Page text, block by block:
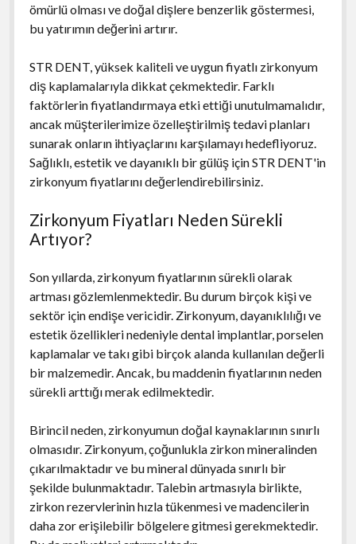
ömürlü olması ve doğal dişlere benzerlik göstermesi,
bu yatırımın değerini artırır.
STR DENT, yüksek kaliteli ve uygun fiyatlı zirkonyum
diş kaplamalarıyla dikkat çekmektedir. Farklı
faktörlerin fiyatlandırmaya etki ettiği unutulmamalıdır,
ancak müşterilerimize özelleştirilmiş tedavi planları
sunarak onların ihtiyaçlarını karşılamayı hedefliyoruz.
Sağlıklı, estetik ve dayanıklı bir gülüş için STR DENT'in
zirkonyum fiyatlarını değerlendirebilirsiniz.
Zirkonyum Fiyatları Neden Sürekli
Artıyor?
Son yıllarda, zirkonyum fiyatlarının sürekli olarak
artması gözlemlenmektedir. Bu durum birçok kişi ve
sektör için endişe vericidir. Zirkonyum, dayanıklılığı ve
estetik özellikleri nedeniyle dental implantlar, porselen
kaplamalar ve takı gibi birçok alanda kullanılan değerli
bir malzemedir. Ancak, bu maddenin fiyatlarının neden
sürekli arttığı merak edilmektedir.
Birincil neden, zirkonyumun doğal kaynaklarının sınırlı
olmasıdır. Zirkonyum, çoğunlukla zirkon mineralinden
çıkarılmaktadır ve bu mineral dünyada sınırlı bir
şekilde bulunmaktadır. Talebin artmasıyla birlikte,
zirkon rezervlerinin hızla tükenmesi ve madencilerin
daha zor erişilebilir bölgelere gitmesi gerekmektedir.